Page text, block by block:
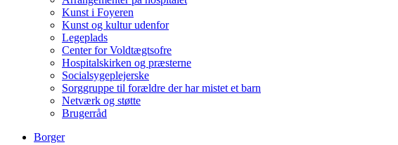
Kunst i Foyeren
Kunst og kultur udenfor
Legeplads
Center for Voldtægtsofre
Hospitalskirken og præsterne
Socialsygeplejerske
Sorggruppe til forældre der har mistet et barn
Netværk og støtte
Brugerråd
Borger